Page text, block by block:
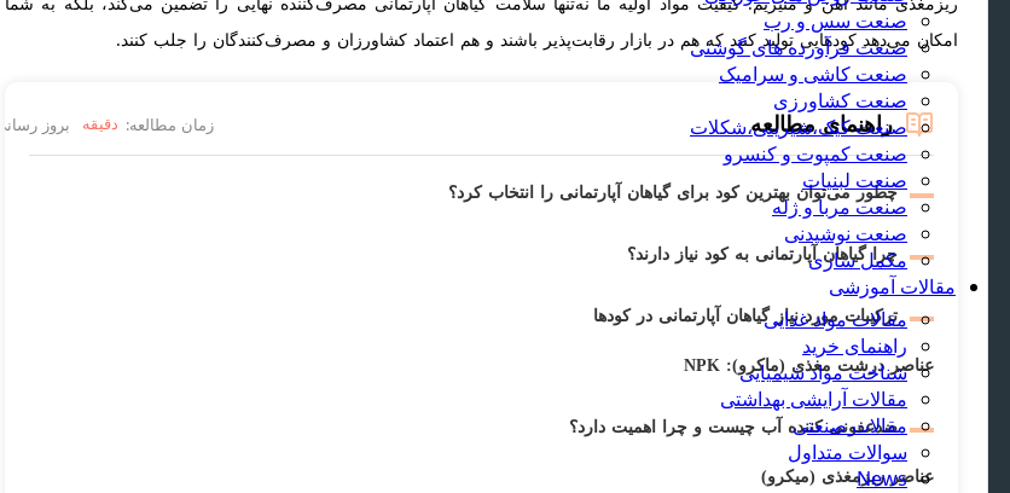
صنعت سس و رب
صنعت فرآورده های گوشتی
صنعت کاشی و سرامیک
صنعت کشاورزی
صنعت کیک،شیرینی،شکلات
صنعت کمپوت و کنسرو
صنعت لبنیات
صنعت مربا و ژله
صنعت نوشیدنی
مکمل سازی
مقالات آموزشی
مقالات مواد غذایی
راهنمای خرید
شناخت مواد شیمیایی
مقالات آرایشی بهداشتی
مقالات صنعتی
سوالات متداول
News
امکان می‌دهد کودهایی تولید کنید که هم در بازار رقابت‌پذیر باشند و هم اعتماد کشاورزان و مصرف‌کنندگان را جلب کنند.
راهنمای مطالعه زمان مطالعه: دقیقه بروز رسانی:
چطور می‌توان بهترین کود برای گیاهان آپارتمانی را انتخاب کرد؟
چرا گیاهان آپارتمانی به کود نیاز دارند؟
ترکیبات مورد نیاز گیاهان آپارتمانی در کودها
عناصر درشت مغذی (ماکرو): NPK
ضدعفونی کننده آب چیست و چرا اهمیت دارد؟
عناصر ریزمغذی (میکرو)